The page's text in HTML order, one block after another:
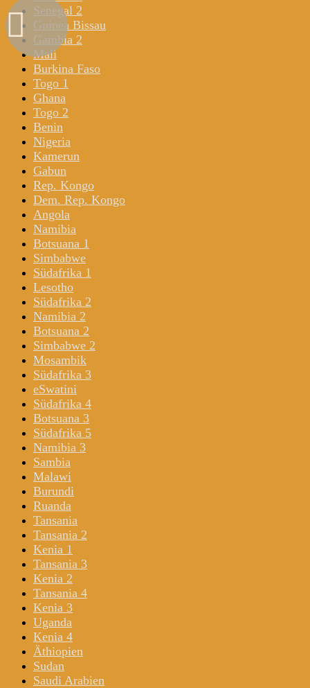
Senegal 2
Guinea Bissau
Gambia 2
Mali
Burkina Faso
Togo 1
Ghana
Togo 2
Benin
Nigeria
Kamerun
Gabun
Rep. Kongo
Dem. Rep. Kongo
Angola
Namibia
Botsuana 1
Simbabwe
Südafrika 1
Lesotho
Südafrika 2
Namibia 2
Botsuana 2
Simbabwe 2
Mosambik
Südafrika 3
eSwatini
Südafrika 4
Botsuana 3
Südafrika 5
Namibia 3
Sambia
Malawi
Burundi
Ruanda
Tansania
Tansania 2
Kenia 1
Tansania 3
Kenia 2
Tansania 4
Kenia 3
Uganda
Kenia 4
Äthiopien
Sudan
Saudi Arabien